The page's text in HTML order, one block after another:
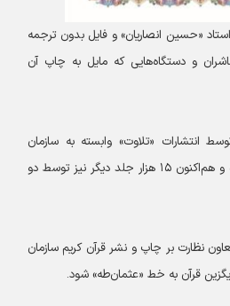
«حسین انصاریان» و فایل بدون ترجمه
و دستگاه‌هایی که مایل به چاپ آن
توسط انتشارات «تلاوت» وابسته به سازمان
تبلیغات اسلامی به چاپ رسیده و هم‌اکنون ۱۵ هزار جلد دیگر نیز توسط دو
نظارت بر چاپ و نشر قرآن کریم سازمان
قرآن به خط «عثمان‌طه» شود.